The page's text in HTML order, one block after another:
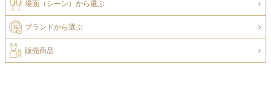
場面（シーン）から選ぶ
ブランドから選ぶ
販売商品